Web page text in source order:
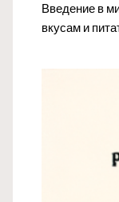
Введение в
вкусам и